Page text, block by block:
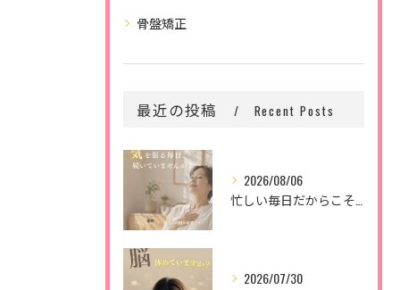
骨盤矯正
最近の投稿 Recent Posts
2026/08/06
2026/07/30